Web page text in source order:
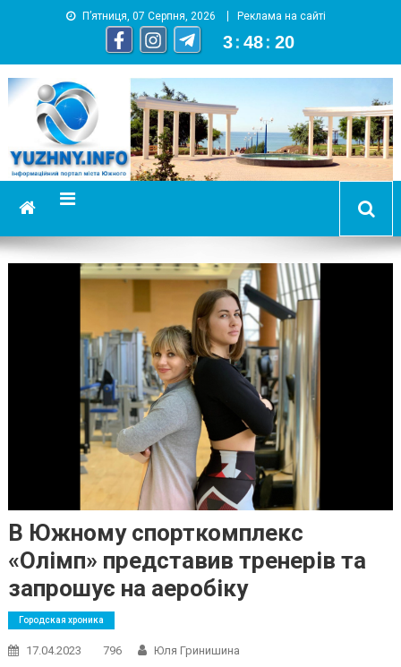
П’ятниця, 07 Серпня, 2026 Реклама на сайті
3 : 48 : 21
YUZHNY.INFO
информационный портал города Южный
В Южному спорткомплекс
«Олімп» представив тренерів та
запрошує на аеробіку
Городская хроника
17.04.2023 796
Юля Гринишина